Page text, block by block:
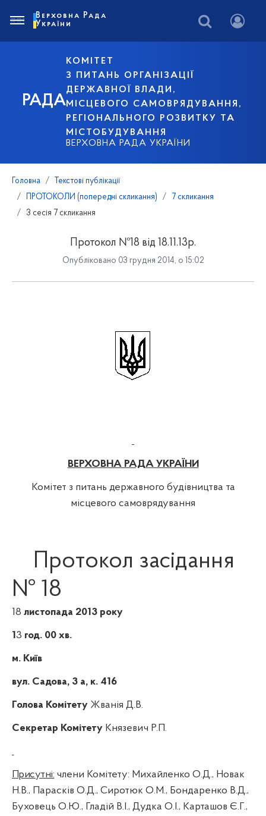
РАДА
КОМІТЕТ
З ПИТАНЬ ОРГАНІЗАЦІЇ
ДЕРЖАВНОЇ ВЛАДИ,
МІСЦЕВОГО САМОВРЯДУВАННЯ,
РЕГІОНАЛЬНОГО РОЗВИТКУ ТА
МІСТОБУДУВАННЯ
ВЕРХОВНА РАДА УКРАЇНИ
Верховна Рада
України
Головна
Текстові публікації
ПРОТОКОЛИ (попередні скликання)
7 скликання
3 сесія 7 скликання
Протокол №18 від 18.11.13р.
Опубліковано 03 грудня 2014, о 15:02
ВЕРХОВНА РАДА УКРАЇНИ
Комітет з питань державного будівництва та
місцевого самоврядування
Протокол засідання
№ 18
18 листопада 2013 року
13 год. 00 хв.
м. Київ
вул. Садова, 3 а, к. 416
Голова Комітету Жванія Д.В.
Секретар Комітету Князевич Р.П.
Присутні: члени Комітету: Михайленко О.Д., Новак
Н.В., Парасків О.Д., Сиротюк О.М., Бондаренко В.Д.,
Буховець О.Ю., Гладій В.І., Дудка О.І., Карташов Є.Г.,